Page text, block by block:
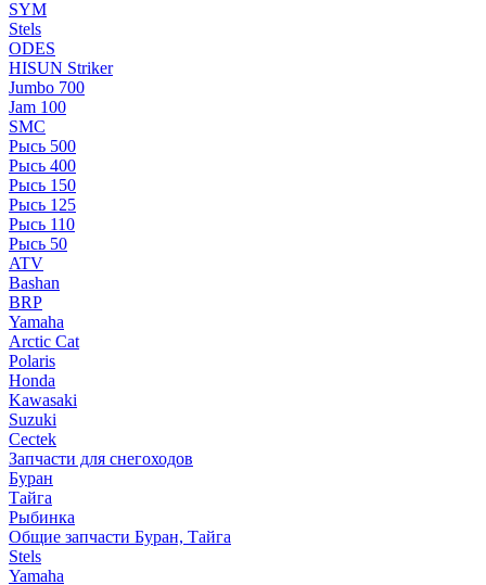
SYM
Stels
ОDЕS
HISUN Striker
Jumbo 700
Jam 100
SMC
Рысь 500
Рысь 400
Рысь 150
Рысь 125
Рысь 110
Рысь 50
ATV
Bashan
BRP
Yamaha
Arctic Cat
Polaris
Honda
Kawasaki
Suzuki
Cectek
Запчасти для снегоходов
Буран
Тайга
Рыбинка
Общие запчасти Буран, Тайга
Stels
Yamaha